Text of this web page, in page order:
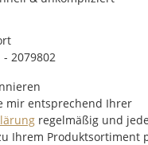
- 2079802
mir entsprechend Ihrer
regelmäßig und
Ihrem Produktsortiment